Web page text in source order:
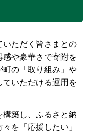
いただく皆さまとの
感や豪華さで寄附を
町の「取り組み」や
いただける運用を
構築し、ふるさと納
を「応援したい」